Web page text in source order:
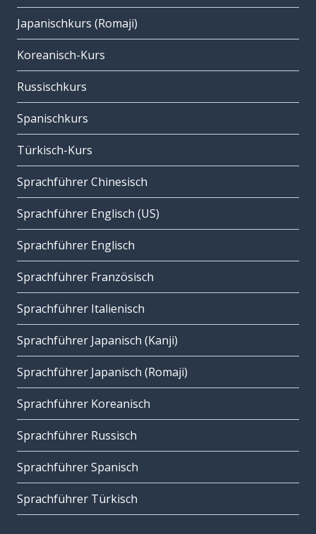
Japanischkurs (Romaji)
Koreanisch-Kurs
Russischkurs
Spanischkurs
Türkisch-Kurs
Sprachführer Chinesisch
Sprachführer Englisch (US)
Sprachführer Englisch
Sprachführer Französisch
Sprachführer Italienisch
Sprachführer Japanisch (Kanji)
Sprachführer Japanisch (Romaji)
Sprachführer Koreanisch
Sprachführer Russisch
Sprachführer Spanisch
Sprachführer Türkisch